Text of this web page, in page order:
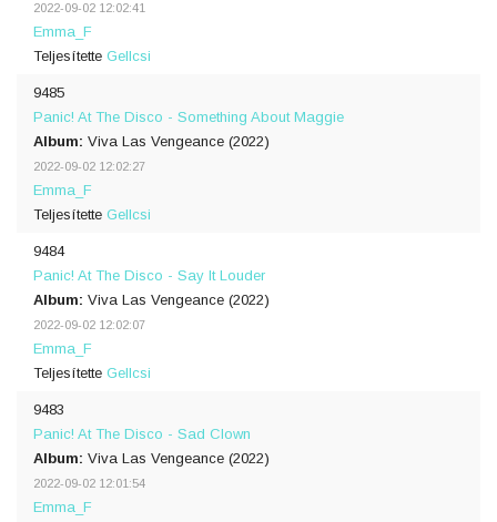
2022-09-02 12:02:41
Emma_F
Teljesítette Gellcsi
9485
Panic! At The Disco - Something About Maggie
Album: Viva Las Vengeance (2022)
2022-09-02 12:02:27
Emma_F
Teljesítette Gellcsi
9484
Panic! At The Disco - Say It Louder
Album: Viva Las Vengeance (2022)
2022-09-02 12:02:07
Emma_F
Teljesítette Gellcsi
9483
Panic! At The Disco - Sad Clown
Album: Viva Las Vengeance (2022)
2022-09-02 12:01:54
Emma_F